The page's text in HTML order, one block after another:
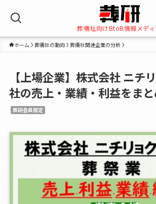
葬儀社向けBtoB情報メディ
ホーム 葬儀社の動向 葬儀社関連企業の分析
【上場企業】株式会社 ニチ
社の売上・業績・利益をま
葬研会員限定